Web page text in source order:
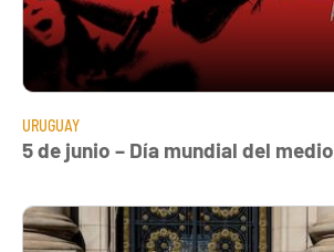
URUGUAY
5 de junio – Día mundial del